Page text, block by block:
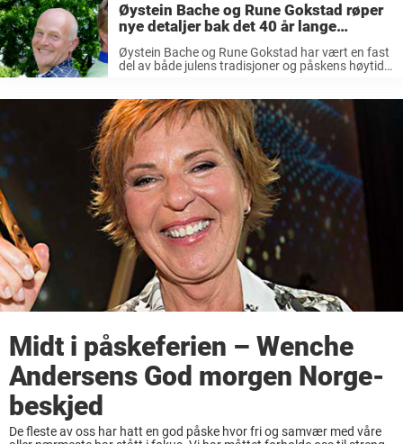
Øystein Bache og Rune Gokstad røper
nye detaljer bak det 40 år lange
vennskapet: «Vi har ikke…»
Øystein Bache og Rune Gokstad har vært en fast
del av både julens tradisjoner og påskens høytid
en årrekke underholdt norske TV-seere. Mange
kjenner ...
Midt i påskeferien – Wenche
Andersens God morgen Norge-
beskjed
De fleste av oss har hatt en god påske hvor fri og samvær med våre